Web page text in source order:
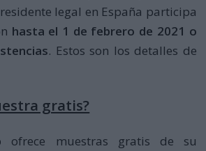
legal en España participa
hasta el 1 de febrero de 2021 o
. Estos son los detalles de
gratis?
ofrece muestras gratis de su